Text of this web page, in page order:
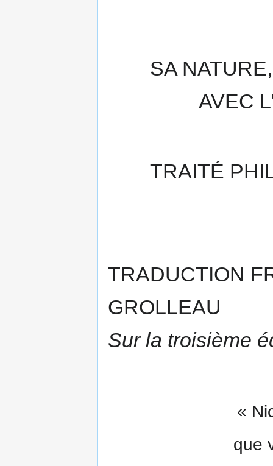
SA
AVEC
TRAITÉ
TRADUCTION
GROLLEAU
Sur la troisième
«
que